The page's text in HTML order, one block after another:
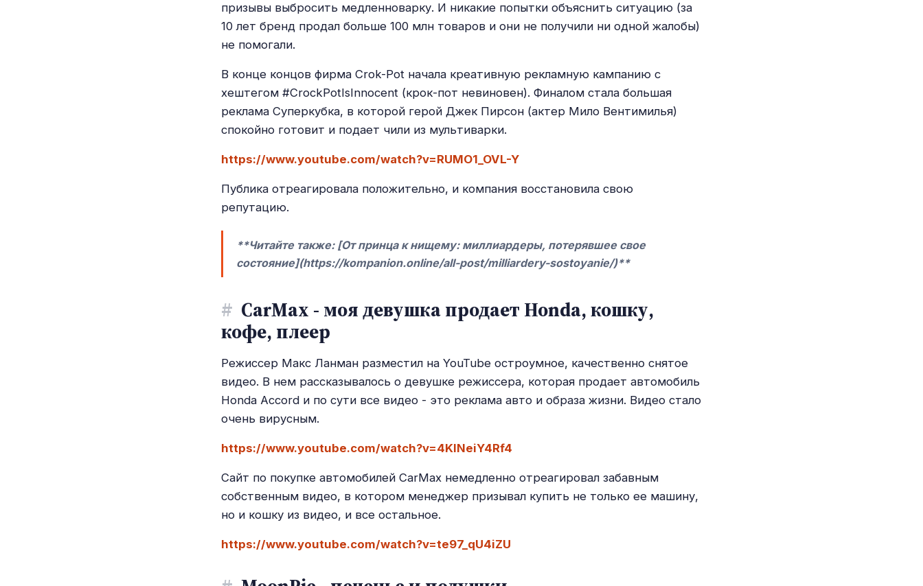
призывы выбросить медленноварку. И никакие попытки объяснить ситуацию (за
10 лет бренд продал больше 100 млн товаров и они не получили ни одной жалобы)
не помогали.
В конце концов фирма Crok-Pot начала креативную рекламную кампанию с
хештегом #CrockPotIsInnocent (крок-пот невиновен). Финалом стала большая
реклама Суперкубка, в которой герой Джек Пирсон (актер Мило Вентимилья)
спокойно готовит и подает чили из мультиварки.
https://www.youtube.com/watch?v=RUMO1_OVL-Y
Публика отреагировала положительно, и компания восстановила свою
репутацию.
**Читайте также: [От принца к нищему: миллиардеры, потерявшее свое
состояние](https://kompanion.online/all-post/milliardery-sostoyanie/)**
# CarMax - моя девушка продает Honda, кошку,
кофе, плеер
Режиссер Макс Ланман разместил на YouTube остроумное, качественно снятое
видео. В нем рассказывалось о девушке режиссера, которая продает автомобиль
Honda Accord и по сути все видео - это реклама авто и образа жизни. Видео стало
очень вирусным.
https://www.youtube.com/watch?v=4KlNeiY4Rf4
Сайт по покупке автомобилей CarMax немедленно отреагировал забавным
собственным видео, в котором менеджер призывал купить не только ее машину,
но и кошку из видео, и все остальное.
https://www.youtube.com/watch?v=te97_qU4iZU